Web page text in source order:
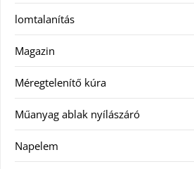
lomtalanítás
Magazin
Méregtelenítő kúra
Műanyag ablak nyílászáró
Napelem